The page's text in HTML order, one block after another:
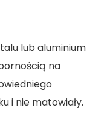
lub aluminium
na
i nie matowiały.